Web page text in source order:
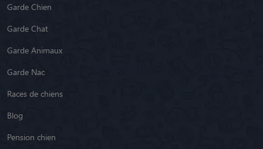
Garde Chien
Garde Chat
Garde Animaux
Garde Nac
Races de chiens
Blog
Pension chien